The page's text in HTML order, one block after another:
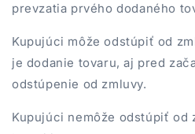
prevzatia prvého dodaného
Kupujúci môže odstúpiť od
je dodanie tovaru, aj pred
odstúpenie od zmluvy.
Kupujúci nemôže odstúpiť od